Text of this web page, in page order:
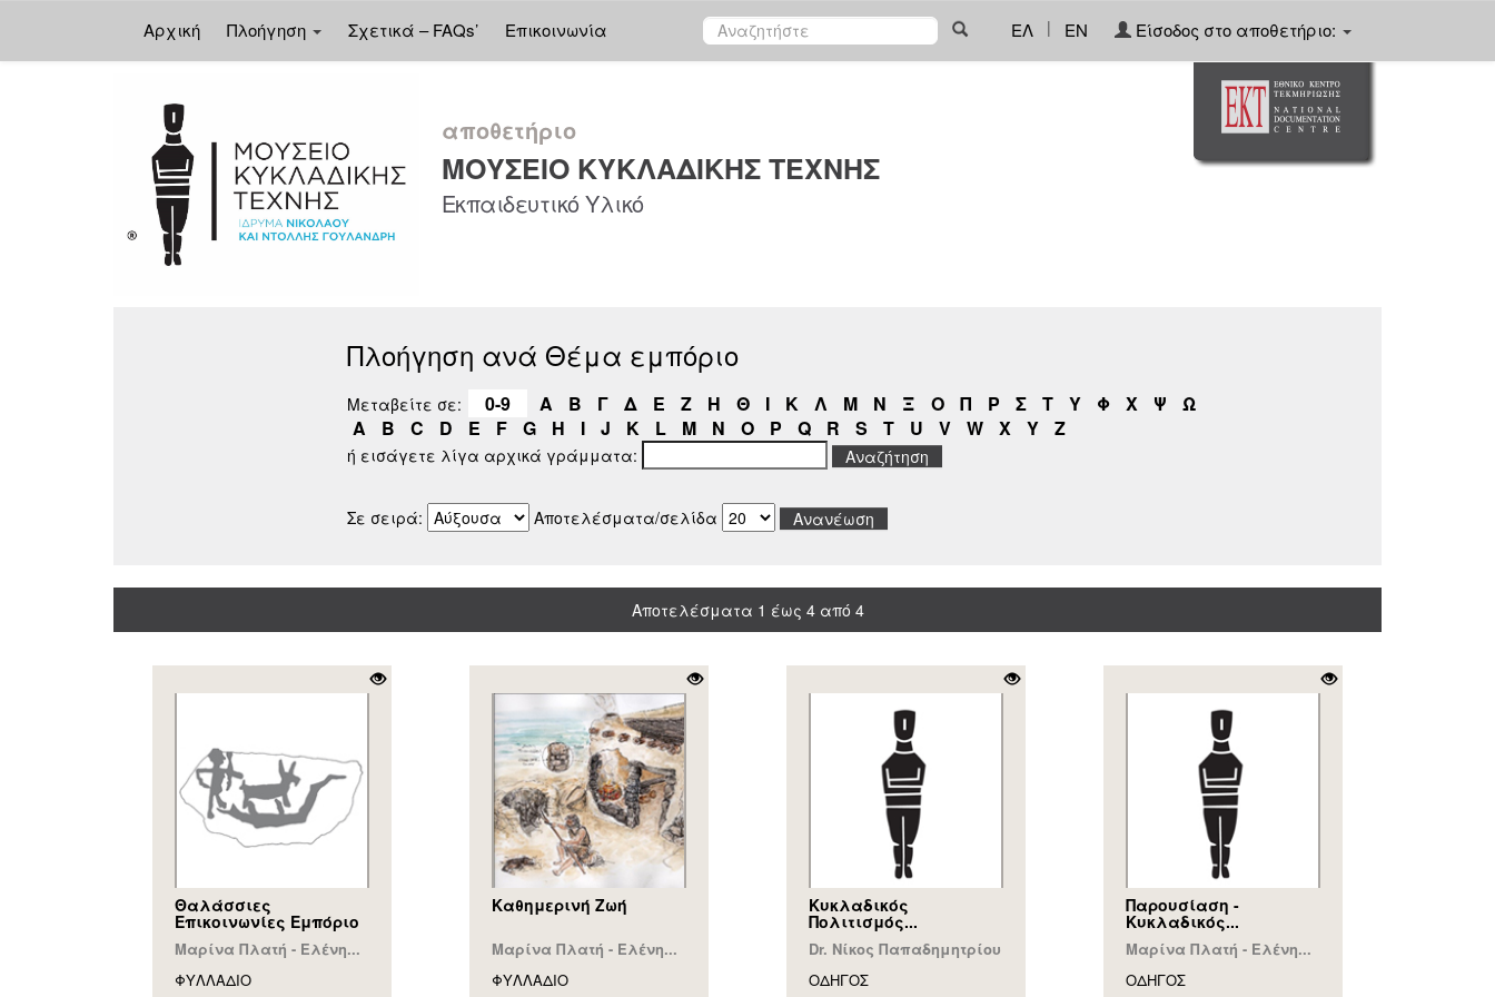
Αρχική Πλοήγηση Σχετικά – FAQs’ Επικοινωνία ΕΛ | EN Είσοδος στο αποθετήριο:
αποθετήριο
ΜΟΥΣΕΙΟ ΚΥΚΛΑΔΙΚΗΣ ΤΕΧΝΗΣ
Εκπαιδευτικό Υλικό
Πλοήγηση ανά Θέμα εμπόριο
Μεταβείτε σε: 0-9 Α Β Γ Δ Ε Ζ Η Θ Ι Κ Λ Μ Ν Ξ Ο Π Ρ Σ Τ Υ Φ Χ Ψ
Ω
A
B C D E F G H I J K L M N O P Q R S T U V W X Y Z
ή εισάγετε λίγα αρχικά γράμματα:
Σε σειρά: Αποτελέσματα/σελίδα
Αποτελέσματα 1 έως 4 από 4
Θαλάσσιες
Επικοινωνίες Εμπόριο
Μαρίνα Πλατή - Ελένη...
ΦΥΛΛAΔΙΟ
Καθημερινή Ζωή
Μαρίνα Πλατή - Ελένη...
ΦΥΛΛAΔΙΟ
Κυκλαδικός
Πολιτισμός...
Dr. Νίκος Παπαδημητρίου
ΟΔΗΓΟΣ
Παρουσίαση -
Κυκλαδικός...
Μαρίνα Πλατή - Ελένη...
ΟΔΗΓΟΣ